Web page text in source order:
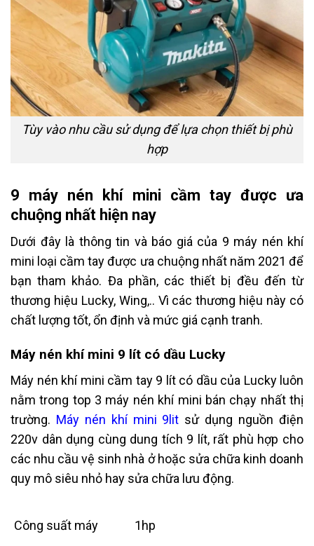
Tùy vào nhu cầu sử dụng để lựa chọn thiết bị phù
hợp
9 máy nén khí mini cầm tay được ưa
chuộng nhất hiện nay
Dưới đây là thông tin và báo giá của 9 máy nén khí
mini loại cầm tay được ưa chuộng nhất năm 2021 để
bạn tham khảo. Đa phần, các thiết bị đều đến từ
thương hiệu Lucky, Wing,.. Vì các thương hiệu này có
chất lượng tốt, ổn định và mức giá cạnh tranh.
Máy nén khí mini 9 lít có dầu Lucky
Máy nén khí mini cầm tay 9 lít có dầu của Lucky luôn
nằm trong top 3 máy nén khí mini bán chạy nhất thị
trường. Máy nén khí mini 9lit sử dụng nguồn điện
220v dân dụng cùng dung tích 9 lít, rất phù hợp cho
các nhu cầu vệ sinh nhà ở hoặc sửa chữa kinh doanh
quy mô siêu nhỏ hay sửa chữa lưu động.
Công suất máy 1hp